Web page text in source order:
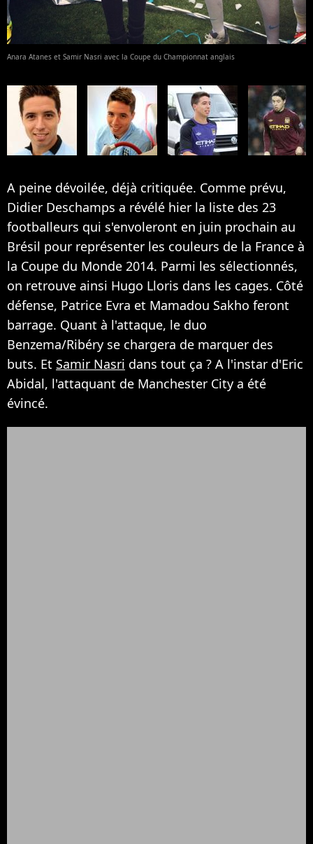
Anara Atanes et Samir Nasri avec la Coupe du Championnat anglais
A peine dévoilée, déjà critiquée. Comme prévu,
Didier Deschamps a révélé hier la liste des 23
footballeurs qui s'envoleront en juin prochain au
Brésil pour représenter les couleurs de la France à
la Coupe du Monde 2014. Parmi les sélectionnés,
on retrouve ainsi Hugo Lloris dans les cages. Côté
défense, Patrice Evra et Mamadou Sakho feront
barrage. Quant à l'attaque, le duo
Benzema/Ribéry se chargera de marquer des
buts. Et Samir Nasri dans tout ça ? A l'instar d'Eric
Abidal, l'attaquant de Manchester City a été
évincé.